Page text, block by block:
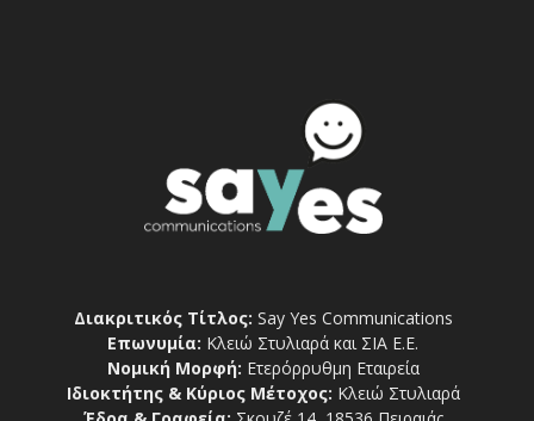
Διακριτικός Τίτλος: Say Yes Communications
Επωνυμία: Κλειώ Στυλιαρά και ΣΙΑ Ε.Ε.
Νομική Μορφή: Ετερόρρυθμη Εταιρεία
Ιδιοκτήτης & Κύριος Μέτοχος: Κλειώ Στυλιαρά